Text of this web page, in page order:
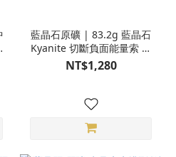
藍晶石原礦 | 83.2g 藍晶石
Kyanite 切斷負面能量索 水
晶療癒 動物溝通課使用
S25BP15-065
NT$1,280